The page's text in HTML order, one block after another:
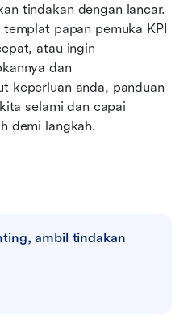
tindakan dengan lancar.
papan pemuka KPI
atau ingin
dan
keperluan anda, panduan
selami dan capai
demi langkah.
ambil tindakan
KPI